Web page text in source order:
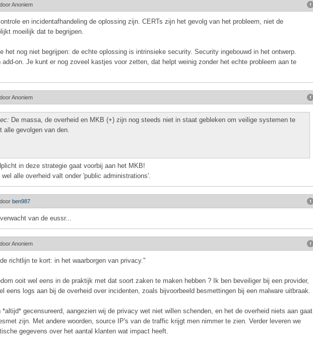
Anoniem
en incidentafhandeling de oplossing zijn. CERTs zijn het gevolg van het probleem, niet de
moeilijk dat te begrijpen.
het nog niet begrijpen: de echte oplossing is intrinsieke security. Security ingebouwd in het ontwerp.
on. Je kunt er nog zoveel kastjes voor zetten, dat helpt weinig zonder het echte probleem aan te
Anoniem
De massa, de overheid en MKB (+) zijn nog steeds niet in staat gebleken om veilige systemen te
alle gevolgen van den.
in deze strategie gaat voorbij aan het MKB!
alle overheid valt onder 'public administrations'.
ben987
van de eussr...
Anoniem
richtlijn te kort: in het waarborgen van privacy."
ooit wel eens in de praktijk met dat soort zaken te maken hebben ? Ik ben beveiliger bij een provider,
eens logs aan bij de overheid over incidenten, zoals bijvoorbeeld besmettingen bij een malware uitbraak.
*altijd* gecensureerd, aangezien wij de privacy wet niet willen schenden, en het de overheid niets aan gaat
zijn. Met andere woorden, source IP's van de traffic krijgt men nimmer te zien. Verder leveren we
gegevens over het aantal klanten wat impact heeft.